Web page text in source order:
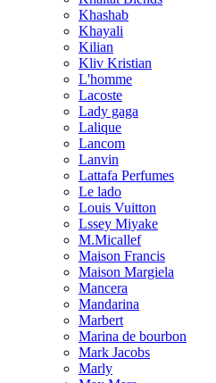
Khashab
Khayali
Kilian
Kliv Kristian
L'homme
Lacoste
Lady gaga
Lalique
Lancom
Lanvin
Lattafa Perfumes
Le lado
Louis Vuitton
Lssey Miyake
M.Micallef
Maison Francis
Maison Margiela
Mancera
Mandarina
Marbert
Marina de bourbon
Mark Jacobs
Marly